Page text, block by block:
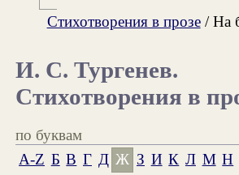
Стихотворения в прозе/ На
И. С. Тургенев.
Стихотворения в
по буквам
A-Z Б В Г Д Ж З И К Л М Н